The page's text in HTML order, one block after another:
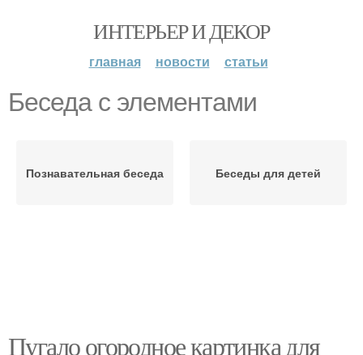
ИНТЕРЬЕР И ДЕКОР
главная новости статьи
Беседа с элементами
Познавательная беседа Беседы для детей
Пугало огородное картинка для